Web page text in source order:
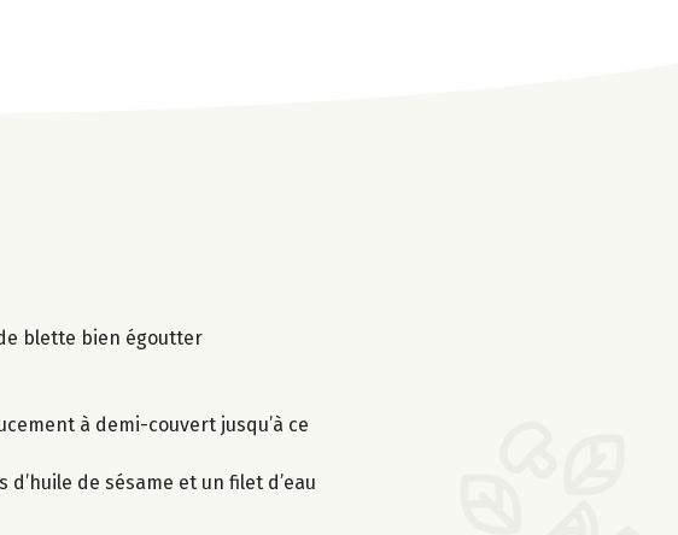
blette bien égoutter
à demi-couvert jusqu’à ce
de sésame et un filet d’eau